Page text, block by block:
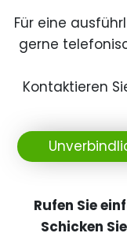
Für eine
gerne
Kontaktieren
Rufen Sie
Schicken